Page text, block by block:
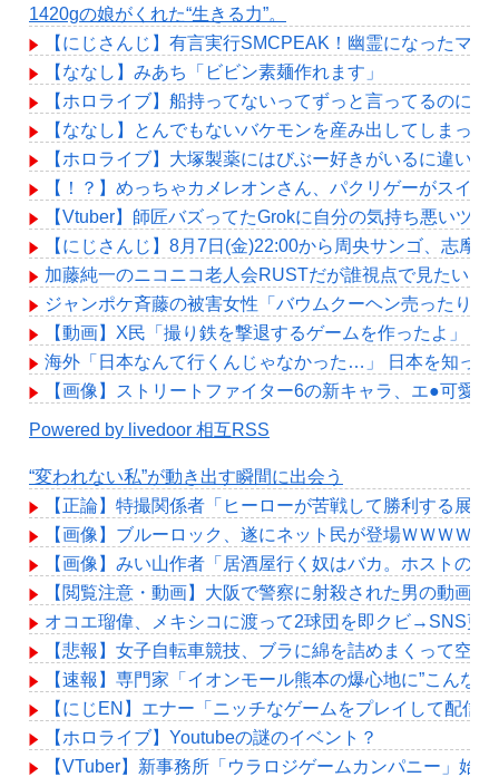
1420gの娘がくれた“生きる力”。
【にじさんじ】有言実行SMCPEAK！幽霊になったマジ
【ななし】みあち「ビビン素麺作れます」
【ホロライブ】船持ってないってずっと言ってるのに
【ななし】とんでもないバケモンを産み出してしまっ
【ホロライブ】大塚製薬にはびぶー好きがいるに違いな
【！？】めっちゃカメレオンさん、パクリゲーがスイ
【Vtuber】師匠バズってたGrokに自分の気持ち悪いツ
【にじさんじ】8月7日(金)22:00から周央サンゴ、志摩
加藤純一のニコニコ老人会RUSTだが誰視点で見たい？
ジャンポケ斉藤の被害女性「バウムクーヘン売ったり
【動画】X民「撮り鉄を撃退するゲームを作ったよ」→
海外「日本なんて行くんじゃなかった…」 日本を知っ
【画像】ストリートファイター6の新キャラ、エ●可愛
Powered by livedoor 相互RSS
“変われない私”が動き出す瞬間に出会う
【正論】特撮関係者「ヒーローが苦戦して勝利する展
【画像】ブルーロック、遂にネット民が登場ＷＷＷＷＷ
【画像】みい山作者「居酒屋行く奴はバカ。ホストの
【閲覧注意・動画】大阪で警察に射殺された男の動画
オコエ瑠偉、メキシコに渡って2球団を即クビ→SNS更
【悲報】女子自転車競技、ブラに綿を詰めまくって空
【速報】専門家「イオンモール熊本の爆心地に”こんな
【にじEN】エナー「ニッチなゲームをプレイして配
【ホロライブ】Youtubeの謎のイベント？
【VTuber】新事務所「ウラロジゲームカンパニー」始